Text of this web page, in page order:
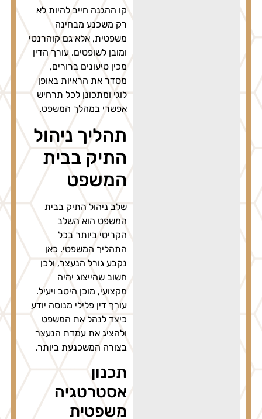
קו ההגנה חייב להיות לא
רק משכנע מבחינה
משפטית, אלא גם קוהרנטי
ומובן לשופטים. עורך הדין
מכין טיעונים ברורים,
מסדר את הראיות באופן
לוגי ומתכונן לכל תרחיש
אפשרי במהלך המשפט.
תהליך ניהול
התיק בבית
המשפט
שלב ניהול התיק בבית
המשפט הוא השלב
הקריטי ביותר בכל
התהליך המשפטי. כאן
נקבע גורל הנעצר, ולכן
חשוב שהייצוג יהיה
מקצועי, מוכן היטב ויעיל.
עורך דין פלילי מנוסה יודע
כיצד לנהל את המשפט
ולהציג את עמדת הנעצר
בצורה המשכנעת ביותר.
תכנון
אסטרטגיה
משפטית